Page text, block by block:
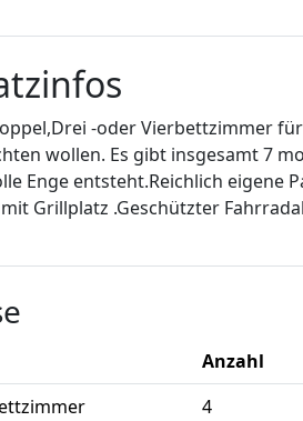
-oder Vierbettzimmer
wollen. Es gibt insgesamt 7
Enge entsteht.Reichlich eigene
mit Grillplatz .Geschützter
Anzahl
4